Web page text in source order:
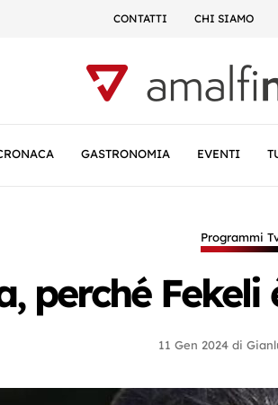
CONTATTI CHI SIAMO
GASTRONOMIA EVENTI
Programmi
perché
11 Gen 2024 di